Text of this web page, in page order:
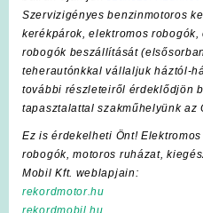
Szervizigényes benzinmotoros
kerékpárok, elektromos robogók,
robogók beszállítását
teherautónkkal vállaljuk háztól-
további részleteiről érdeklődjön
tapasztalattal szakműhelyünk az
Ez is érdekelheti Önt!
robogók, motoros ruházat,
Mobil Kft. weblapjain:
rekordmotor.hu
rekordmobil.hu